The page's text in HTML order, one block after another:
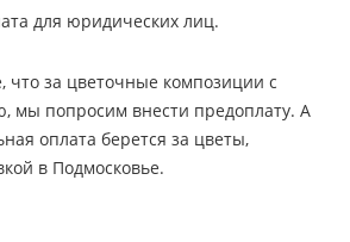
для юридических лиц.
что за цветочные композиции с
мы попросим внести предоплату. А
оплата берется за цветы,
в Подмосковье.